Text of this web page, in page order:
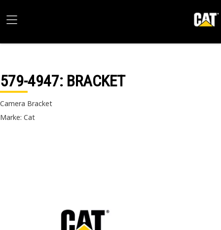
579-4947: BRACKET
Camera Bracket
Marke: Cat